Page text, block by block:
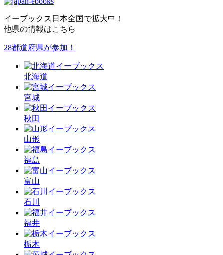
イーブックス日本全国で拡大中！
他県の情報はこちら
28都道府県が参加！
北海道
宮城
秋田
山形
福島
富山
石川
福井
栃木